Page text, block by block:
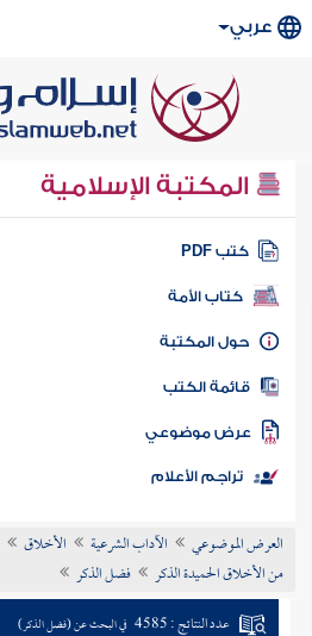
عربي
المكتبة الإسلامية
كتب PDF
كتاب الأمة
المكتبة
الكتب
موضوعي
تراجم الأعلام
العرض الموضوعي الآداب الشرعية الأخلاق
من الأخلاق الحميدة الذكر
فضل الذكر
عدد النتائج : 4585 في البحث عن (فضل الذكر)